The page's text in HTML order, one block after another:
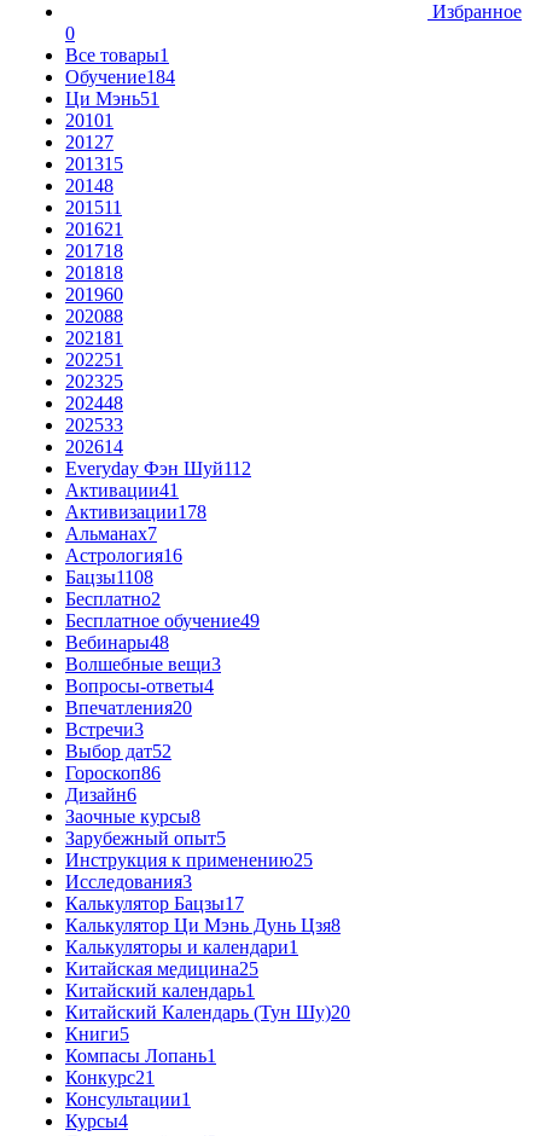
Избранное
0
Все товары1
Обучение184
Ци Мэнь51
20101
20127
201315
20148
201511
201621
201718
201818
201960
202088
202181
202251
202325
202448
202533
202614
Everyday Фэн Шуй112
Активации41
Активизации178
Альманах7
Астрология16
Бацзы1108
Бесплатно2
Бесплатное обучение49
Вебинары48
Волшебные вещи3
Вопросы-ответы4
Впечатления20
Встречи3
Выбор дат52
Гороскоп86
Дизайн6
Заочные курсы8
Зарубежный опыт5
Инструкция к применению25
Исследования3
Калькулятор Бацзы17
Калькулятор Ци Мэнь Дунь Цзя8
Калькуляторы и календари1
Китайская медицина25
Китайский календарь1
Китайский Календарь (Тун Шу)20
Книги5
Компасы Лопань1
Конкурс21
Консультации1
Курсы4